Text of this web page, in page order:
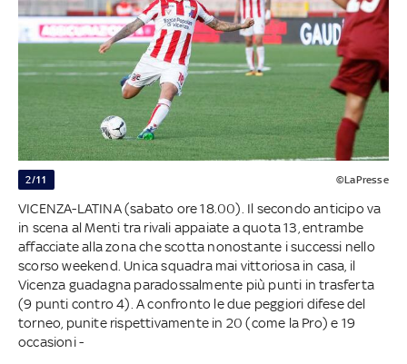
2/11 ©LaPresse
VICENZA-LATINA (sabato ore 18.00). Il secondo anticipo va
in scena al Menti tra rivali appaiate a quota 13, entrambe
affacciate alla zona che scotta nonostante i successi nello
scorso weekend. Unica squadra mai vittoriosa in casa, il
Vicenza guadagna paradossalmente più punti in trasferta
(9 punti contro 4). A confronto le due peggiori difese del
torneo, punite rispettivamente in 20 (come la Pro) e 19
occasioni -